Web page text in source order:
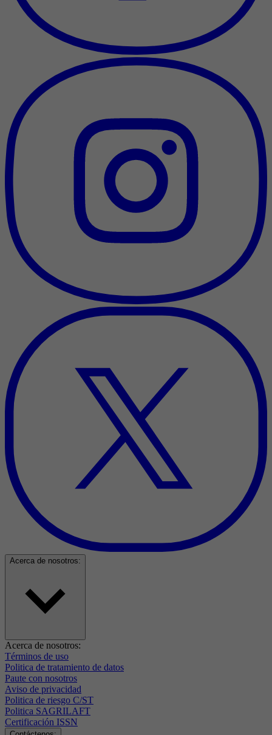
Acerca de nosotros:
Acerca de nosotros:
Términos de uso
Politica de tratamiento de datos
Paute con nosotros
Aviso de privacidad
Politica de riesgo C/ST
Politica SAGRILAFT
Certificación ISSN